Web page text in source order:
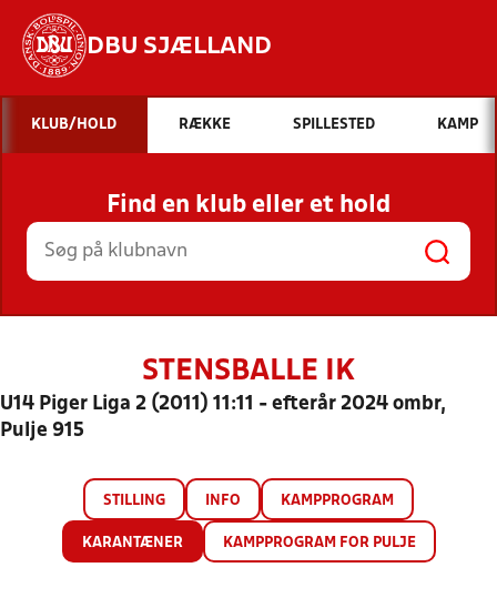
DBU SJÆLLAND
Hvad vil du søge efter?
INDHOLD OG NYHEDER
STILLINGER, RESULTATER, KLUBBER OG
HOLD
KLUB/HOLD RÆKKE SPILLESTED KAMP
Find en klub eller et hold
STENSBALLE IK
U14 Piger Liga 2 (2011) 11:11 - efterår 2024 ombr,
Pulje 915
STILLING INFO KAMPPROGRAM
KARANTÆNER KAMPPROGRAM FOR PULJE